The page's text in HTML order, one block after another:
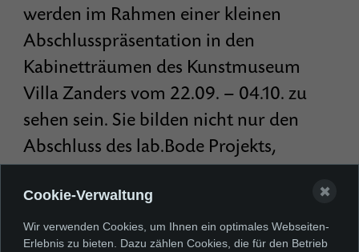
werden im Rahmen einer kleinen
Abschlusspräsentation in den
Kabinetträumen des Kunstmuseum
Villa Zanders vom 22.09. – 04.10. zu
sehen sein. Sie bilden nicht nur den
Abschluss des lab.Bode Projekts,
Volontariates von Anna Arnold.
Cookie-Verwaltung
Wir verwenden Cookies, um Ihnen ein optimales Webseiten-
Erlebnis zu bieten. Dazu zählen Cookies, die für den Betrieb
✖